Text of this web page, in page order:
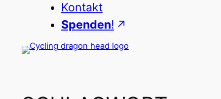
Kontakt
Spenden!